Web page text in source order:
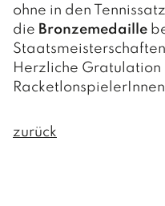
ohne in den
die Bronzemedaille
Herzliche
zurück